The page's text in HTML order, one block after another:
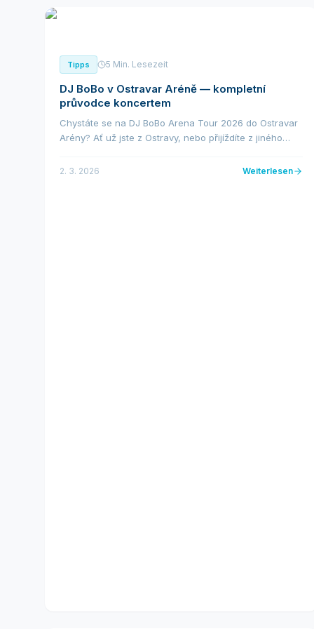
Tipps 5 Min. Lesezeit
DJ BoBo v Ostravar Aréně — kompletní
průvodce koncertem
Chystáte se na DJ BoBo Arena Tour 2026 do Ostravar
Arény? Ať už jste z Ostravy, nebo přijíždíte z jiného
naplánovat celý večer bez stresu. Od dopravy přes
2. 3. 2026 Weiterlesen